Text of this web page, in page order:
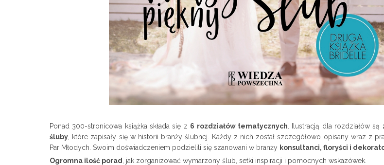
Ponad 300-stronicowa książka składa się z 6 rozdziałów tematycznych . Ilustracją dla rozdziałów są
śluby , które zapisały się w historii branży ślubnej. Każdy z nich został szczegółowo opisany wraz z
Par Młodych. Swoim doświadczeniem podzielili się szanowani w branży konsultanci, floryści i
Ogromna ilość porad
, jak zorganizować wymarzony ślub, setki inspiracji i pomocnych wskazówek.